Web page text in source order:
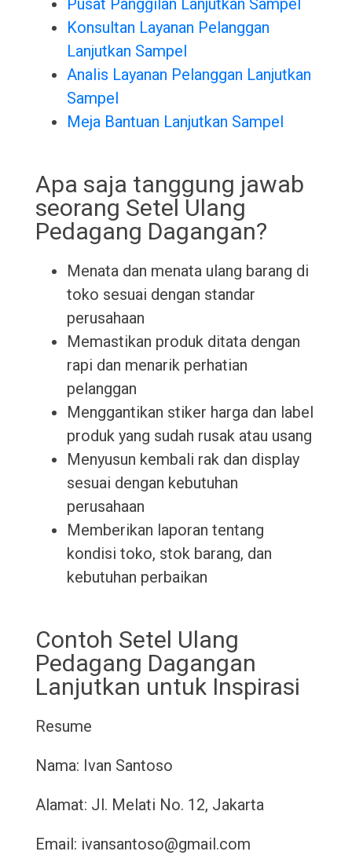
Pusat Panggilan Lanjutkan Sampel
Konsultan Layanan Pelanggan
Lanjutkan Sampel
Analis Layanan Pelanggan Lanjutkan
Sampel
Meja Bantuan Lanjutkan Sampel
Apa saja tanggung jawab
seorang Setel Ulang
Pedagang Dagangan?
Menata dan menata ulang barang di
toko sesuai dengan standar
perusahaan
Memastikan produk ditata dengan
rapi dan menarik perhatian
pelanggan
Menggantikan stiker harga dan label
produk yang sudah rusak atau usang
Menyusun kembali rak dan display
sesuai dengan kebutuhan
perusahaan
Memberikan laporan tentang
kondisi toko, stok barang, dan
kebutuhan perbaikan
Contoh Setel Ulang
Pedagang Dagangan
Lanjutkan untuk Inspirasi
Resume
Nama: Ivan Santoso
Alamat: Jl. Melati No. 12, Jakarta
Email: ivansantoso@gmail.com